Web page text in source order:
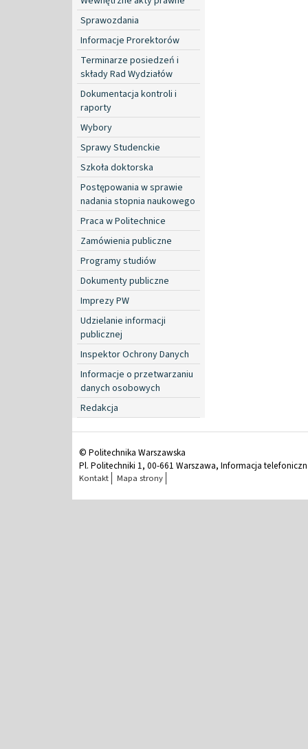
Sprawozdania
Informacje Prorektorów
Terminarze posiedzeń i
składy Rad Wydziałów
Dokumentacja kontroli i
raporty
Wybory
Sprawy Studenckie
Szkoła doktorska
Postępowania w sprawie
nadania stopnia naukowego
Praca w Politechnice
Zamówienia publiczne
Programy studiów
Dokumenty publiczne
Imprezy PW
Udzielanie informacji
publicznej
Inspektor Ochrony Danych
Informacje o przetwarzaniu
danych osobowych
Redakcja
© Politechnika Warszawska
Pl. Politechniki 1, 00-661 Warszawa, Informacja
Kontakt Mapa strony